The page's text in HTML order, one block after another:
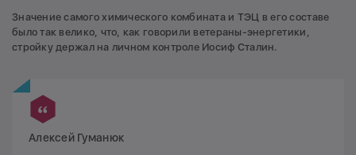
Значение самого химического комбината и ТЭЦ в его составе
было так велико, что, как говорили ветераны-энергетики,
стройку держал на личном контроле Иосиф Сталин.
Алексей Гуманюк